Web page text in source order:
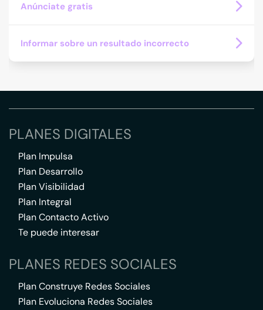
Anúnciate gratis
Informar sobre un resultado incorrecto
PLANES DIGITALES
Plan Impulsa
Plan Desarrollo
Plan Visibilidad
Plan Integral
Plan Contacto Activo
Te puede interesar
PLANES REDES SOCIALES
Plan Construye Redes Sociales
Plan Evoluciona Redes Sociales